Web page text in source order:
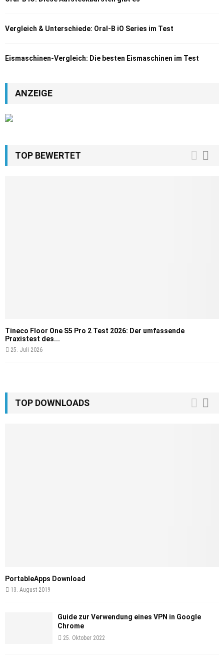
Vergleich & Unterschiede: Oral-B iO Series im Test
Eismaschinen-Vergleich: Die besten Eismaschinen im Test
ANZEIGE
TOP BEWERTET
Tineco Floor One S5 Pro 2 Test 2026: Der umfassende
Praxistest des...
25. Juli 2026
TOP DOWNLOADS
PortableApps Download
13. August 2019
Guide zur Verwendung eines VPN in Google
Chrome
25. Oktober 2022